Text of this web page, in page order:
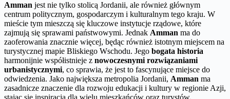
Amman jest nie tylko stolicą Jordanii, ale również głównym
centrum politycznym, gospodarczym i kulturalnym tego kraju. W
mieście tym mieszczą się kluczowe instytucje rządowe, które
zajmują się sprawami państwowymi. Jednak Amman ma do
zaoferowania znacznie więcej, będąc również istotnym miejscem na
turystycznej mapie Bliskiego Wschodu. Jego bogata historia
harmonijnie współistnieje z nowoczesnymi rozwiązaniami
urbanistycznymi, co sprawia, że jest to fascynujące miejsce do
odwiedzenia. Jako największa metropolia Jordanii, Amman ma
zasadnicze znaczenie dla rozwoju edukacji i kultury w regionie Azji,